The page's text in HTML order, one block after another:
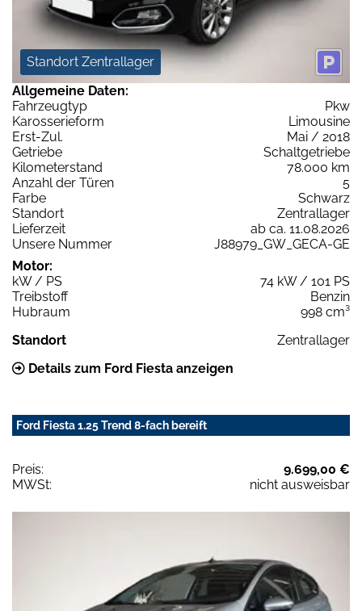
Standort Zentrallager
Allgemeine Daten:
Fahrzeugtyp
Pkw
Karosserieform
Limousine
Erst-Zul.
Mai / 2018
Getriebe
Schaltgetriebe
Kilometerstand
78.000 km
Anzahl der Türen
5
Farbe
Schwarz
Standort
Zentrallager
Lieferzeit
ab ca. 11.08.2026
Unsere Nummer
J88979_GW_GECA-GE
Motor:
kW / PS
74 kW / 101 PS
Treibstoff
Benzin
Hubraum
998 cm³
Standort
Zentrallager
Details zum Ford Fiesta anzeigen
Ford Fiesta 1.25 Trend 8-fach bereift
Preis:
9.699,00 €
MWSt:
nicht ausweisbar